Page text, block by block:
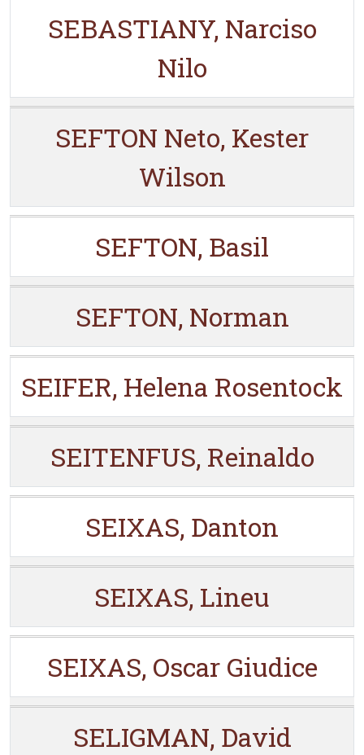
SEBASTIANY, Narciso
Nilo
SEFTON Neto, Kester
Wilson
SEFTON, Basil
SEFTON, Norman
SEIFER, Helena Rosentock
SEITENFUS, Reinaldo
SEIXAS, Danton
SEIXAS, Lineu
SEIXAS, Oscar Giudice
SELIGMAN, David